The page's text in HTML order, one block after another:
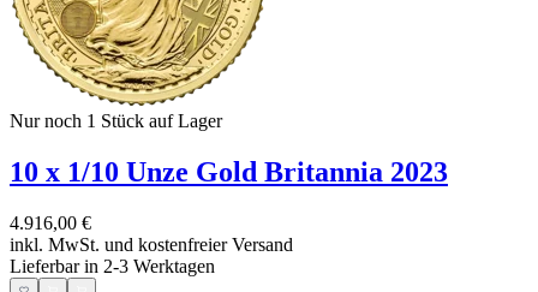
Nur noch 1 Stück auf Lager
10 x 1/10 Unze Gold Britannia 2023
4.916,00 €
inkl. MwSt. und kostenfreier Versand
Lieferbar in 2-3 Werktagen